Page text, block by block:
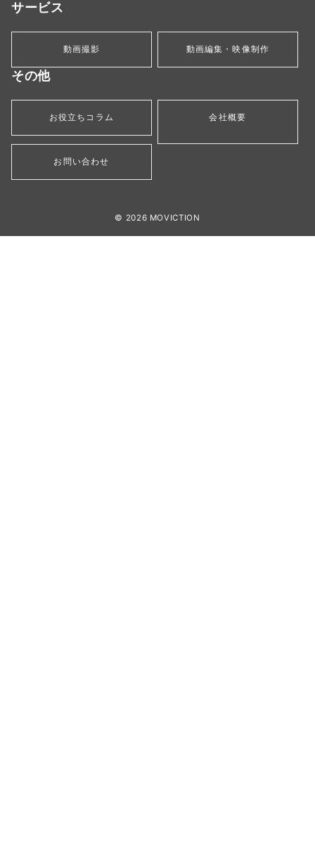
サービス
動画撮影 動画編集・映像制作
その他
お役立ちコラム 会社概要
お問い合わせ
© 2026 MOVICTION